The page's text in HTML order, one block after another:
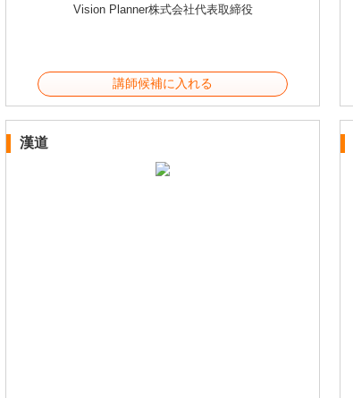
Vision Planner株式会社代表取締役
講師候補に入れる
漢道